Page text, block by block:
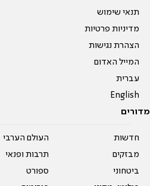
תנאי שימוש
מדיניות פרטיות
הצהרת נגישות
המייל האדום
עברית
English
מדורים
חדשות
מבזקים
ביטחוני
העולם הערבי
תרבות ופנאי
ספורט